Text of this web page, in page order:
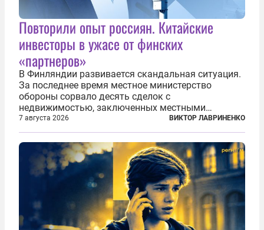
Повторили опыт россиян. Китайские
инвесторы в ужасе от финских
«партнеров»
В Финляндии развивается скандальная ситуация.
За последнее время местное министерство
обороны сорвало десять сделок с
недвижимостью, заключенных местными
фирмами с китайским капиталом. Чиновники
заявили, что они могли заключаться с целью
создания в Финляндии шпионской сети, чтобы
следить за...
7 августа 2026 ВИКТОР ЛАВРИНЕНКО